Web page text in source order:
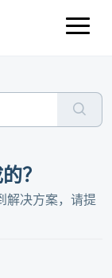
？
解决方案，请提